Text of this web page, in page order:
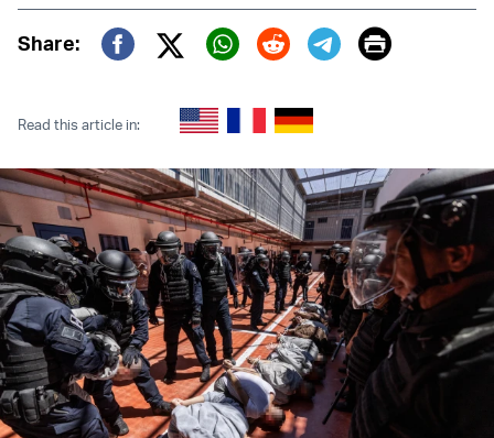
Share:
Twitter (X)
Print
Read this article in: